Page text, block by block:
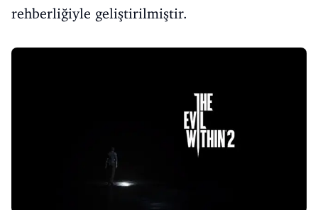
rehberliğiyle geliştirilmiştir.